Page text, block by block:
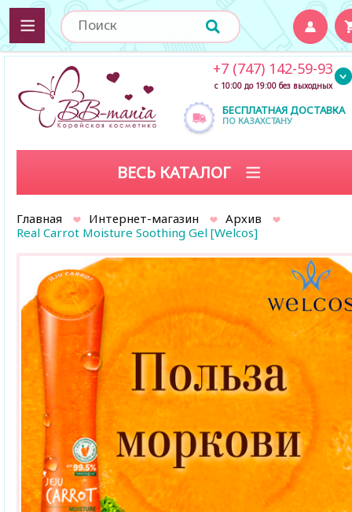
БЕСПЛАТНАЯ ДОСТАВКА
ПО КАЗАХСТАНУ
+7 (747) 142-59-93
с 10:00 до 19:00 без выходных
ВЕСЬ КАТАЛОГ
Главная Интернет-магазин
Архив
Real Carrot Moisture Soothing Gel [Welcos]